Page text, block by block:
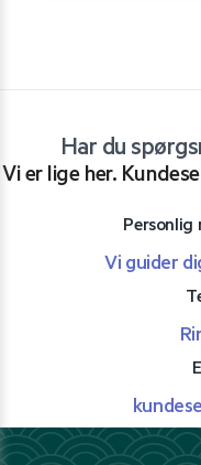
Har du
Vi er lige her.
Personlig
Vi guider